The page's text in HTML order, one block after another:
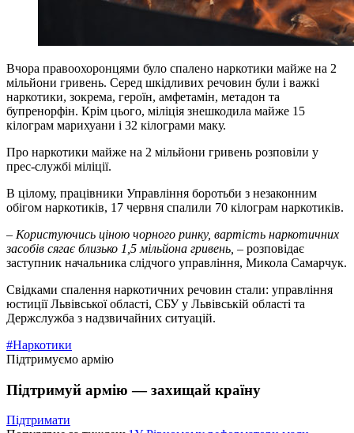
Вчора правоохоронцями було спалено наркотики майже на 2
мільйони гривень. Серед шкідливих речовин були і важкі
наркотики, зокрема, героїн, амфетамін, метадон та
бупренорфін. Крім цього, міліція знешкодила майже 15
кілограм марихуани і 32 кілограми маку.
Про наркотики майже на 2 мільйони гривень розповіли у
прес-службі міліції.
В цілому, працівники Управління боротьби з незаконним
обігом наркотиків, 17 червня спалили 70 кілограм наркотиків.
– Користуючись ціною чорного ринку, вартість наркотичних
засобів сягає близько 1,5 мільйона гривень, – розповідає
заступник начальника слідчого управління, Микола Самарчук.
Свідками спалення наркотичних речовин стали: управління
юстиції Львівської області, СБУ у Львівській області та
Держслужба з надзвичайних ситуацій.
#Наркотики
Підтримуємо армію
Підтримуй армію — захищай країну
Підтримати